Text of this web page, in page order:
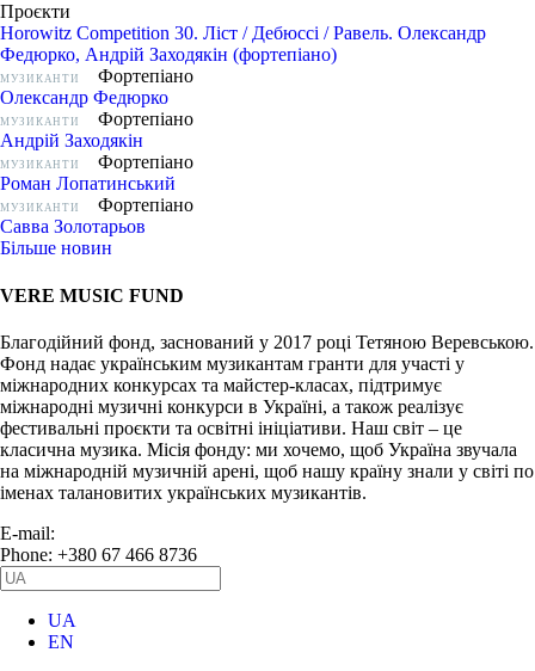
Проєкти
Horowitz Competition 30. Ліст / Дебюссі / Равель. Олександр
Федюрко, Андрій Заходякін (фортепіано)
МУЗИКАНТИ
Фортепіано
Олександр Федюрко
МУЗИКАНТИ
Фортепіано
Андрій Заходякін
МУЗИКАНТИ
Фортепіано
Роман Лопатинський
МУЗИКАНТИ
Фортепіано
Савва Золотарьов
Більше новин
VERE MUSIC FUND
Благодійний фонд, заснований у 2017 році Тетяною Веревською.
Фонд надає українським музикантам гранти для участі у
міжнародних конкурсах та майстер-класах, підтримує
міжнародні музичні конкурси в Україні, а також реалізує
фестивальні проєкти та освітні ініціативи. Наш світ – це
класична музика. Місія фонду: ми хочемо, щоб Україна звучала
на міжнародній музичній арені, щоб нашу країну знали у світі по
іменах талановитих українських музикантів.
E-mail:
Phone: +380 67 466 8736
UA
EN